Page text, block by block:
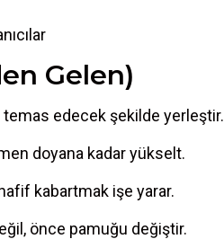
Gelen)
temas edecek şekilde yerleştir.
doyana kadar yükselt.
kabartmak işe yarar.
önce pamuğu değiştir.